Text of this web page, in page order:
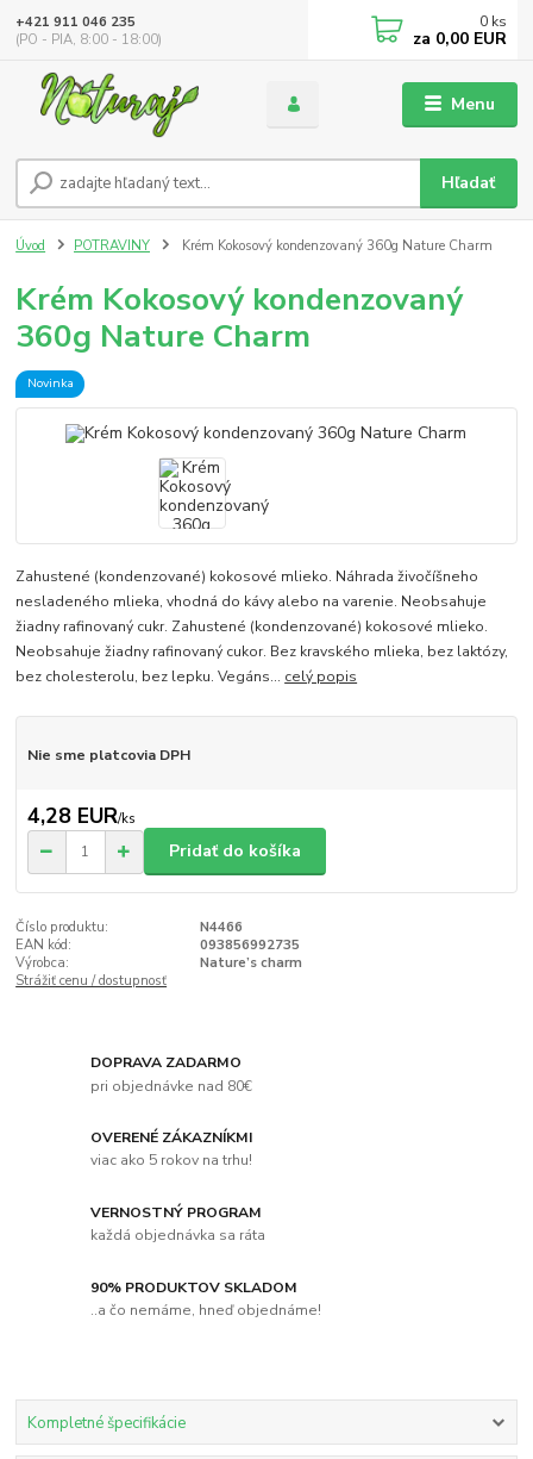
Menu
Hľadať
+421 911 046 235
(PO - PIA, 8:00 - 18:00)
0 ks
za 0,00 EUR
Úvod POTRAVINY Krém Kokosový kondenzovaný 360g Nature Charm
Krém Kokosový kondenzovaný
360g Nature Charm
Novinka
Zahustené (kondenzované) kokosové mlieko. Náhrada živočíšneho
nesladeného mlieka, vhodná do kávy alebo na varenie. Neobsahuje
žiadny rafinovaný cukr. Zahustené (kondenzované) kokosové mlieko.
Neobsahuje žiadny rafinovaný cukor. Bez kravského mlieka, bez laktózy,
bez cholesterolu, bez lepku. Vegáns... celý popis
Nie sme platcovia DPH
4,28 EUR/ks
Pridať do košíka
Číslo produktu:
N4466
EAN kód:
093856992735
Výrobca:
Nature’s charm
Strážiť cenu / dostupnosť
DOPRAVA ZADARMO
pri objednávke nad 80€
OVERENÉ ZÁKAZNÍKMI
viac ako 5 rokov na trhu!
VERNOSTNÝ PROGRAM
každá objednávka sa ráta
90% PRODUKTOV SKLADOM
..a čo nemáme, hneď objednáme!
Kompletné špecifikácie